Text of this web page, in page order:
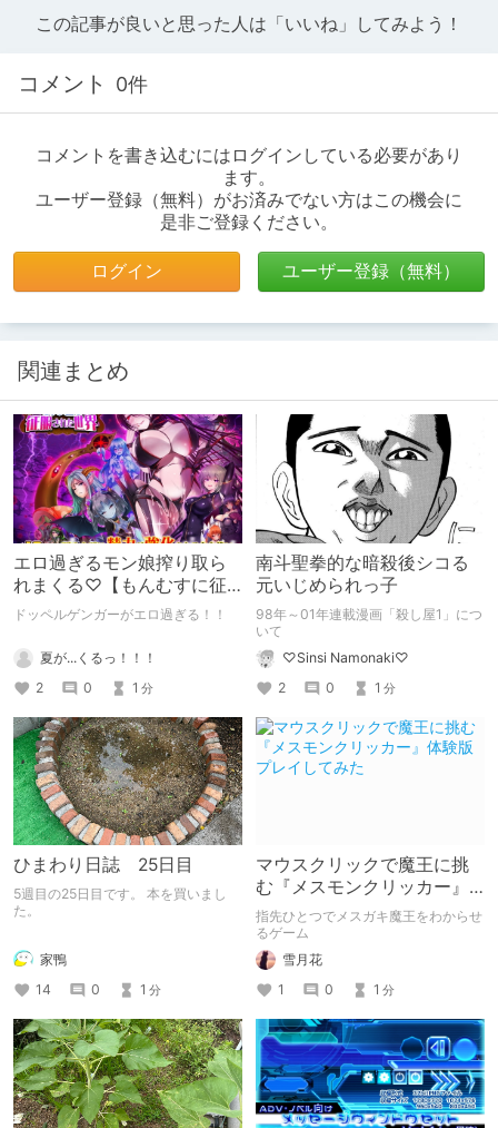
この記事が良いと思った人は「いいね」してみよう！
コメント 0件
コメントを書き込むにはログインしている必要があり
ます。
ユーザー登録（無料）がお済みでない方はこの機会に
是非ご登録ください。
ログイン ユーザー登録（無料）
関連まとめ
エロ過ぎるモン娘搾り取ら
れまくる♡【もんむすに征
服された世界】
ドッペルゲンガーがエロ過ぎる！！
夏が...くるっ！！！
2
0 1 分
南斗聖拳的な暗殺後シコる
元いじめられっ子
98年～01年連載漫画「殺し屋1」につ
いて
♡Sinsi Namonaki♡
2
0 1 分
ひまわり日誌 25日目
5週目の25日目です。 本を買いまし
た。
家鴨
14
0 1 分
マウスクリックで魔王に挑
む『メスモンクリッカー』
体験版プレイしてみた
指先ひとつでメスガキ魔王をわからせ
るゲーム
雪月花
1
0 1 分